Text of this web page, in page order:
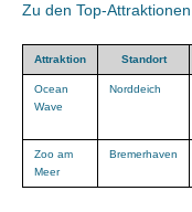
Zu den Top-
Attraktion Standort
Ocean
Wave
Norddeich
Zoo am
Meer
Bremerhaven